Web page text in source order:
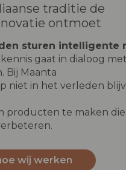
traditie de
ontmoet
sturen intelligente
gaat in dialoog
Bij Maanta
niet in het verleden
producten te maken
wij werken